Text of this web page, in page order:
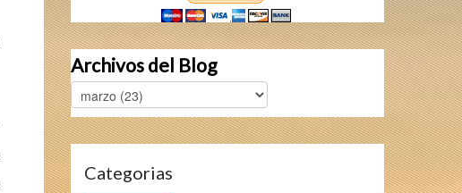
Archivos del Blog
Categorias